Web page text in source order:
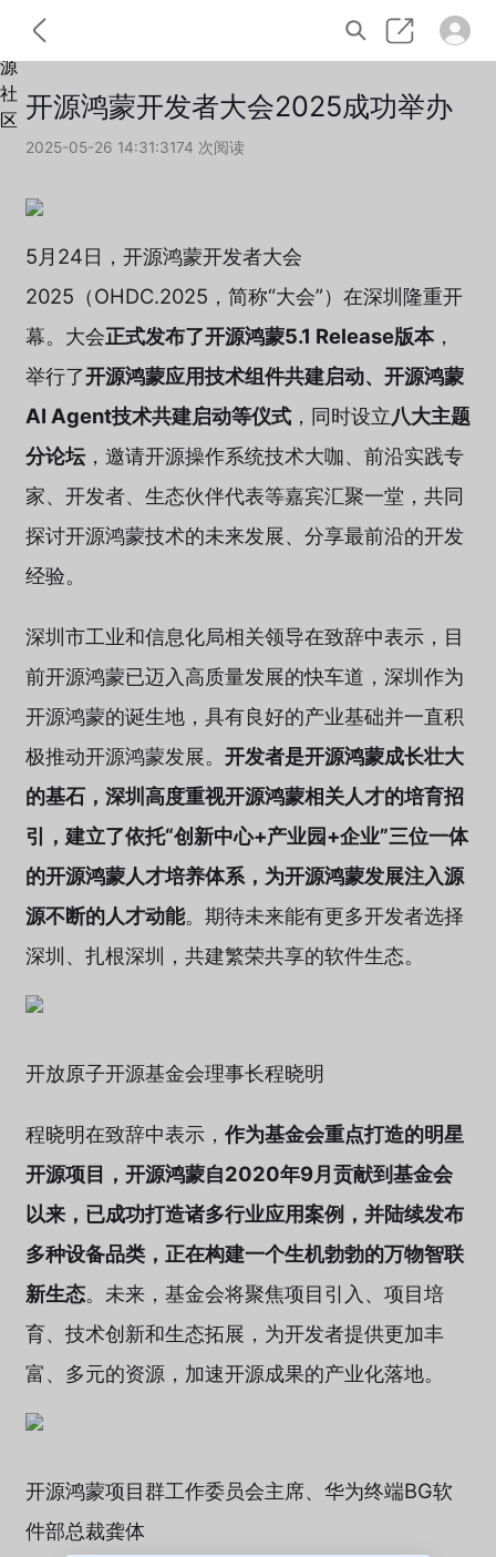
开源鸿蒙开发者大会2025成功举办
2025-05-26 14:31:3174 次阅读
5月24日，开源鸿蒙开发者大会
2025（OHDC.2025，简称“大会”）在深圳隆重开
幕。大会正式发布了开源鸿蒙5.1 Release版本，
举行了开源鸿蒙应用技术组件共建启动、开源鸿蒙
AI Agent技术共建启动等仪式，同时设立八大主题
分论坛，邀请开源操作系统技术大咖、前沿实践专
家、开发者、生态伙伴代表等嘉宾汇聚一堂，共同
探讨开源鸿蒙技术的未来发展、分享最前沿的开发
经验。
深圳市工业和信息化局相关领导在致辞中表示，目
前开源鸿蒙已迈入高质量发展的快车道，深圳作为
开源鸿蒙的诞生地，具有良好的产业基础并一直积
极推动开源鸿蒙发展。 开发者是开源鸿蒙成长壮大
的基石，深圳高度重视开源鸿蒙相关人才的培育招
引，建立了依托“创新中心+产业园+企业”三位一体
的开源鸿蒙人才培养体系，为开源鸿蒙发展注入源
源不断的人才动能。期待未来能有更多开发者选择
深圳、扎根深圳，共建繁荣共享的软件生态。
开放原子开源基金会理事长程晓明
程晓明在致辞中表示， 作为基金会重点打造的明星
开源项目，开源鸿蒙自2020年9月贡献到基金会
以来，已成功打造诸多行业应用案例，并陆续发布
多种设备品类，正在构建一个生机勃勃的万物智联
新生态。未来，基金会将聚焦项目引入、项目培
育、技术创新和生态拓展，为开发者提供更加丰
富、多元的资源，加速开源成果的产业化落地。
开源鸿蒙项目群工作委员会主席、华为终端BG软
件部总裁龚体